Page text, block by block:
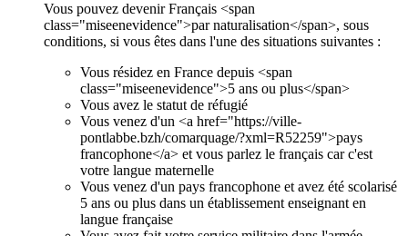
Vous pouvez devenir Français <span
class="miseenevidence">par naturalisation</span>, sous
conditions, si vous êtes dans l'une des situations suivantes :
Vous résidez en France depuis <span
class="miseenevidence">5 ans ou plus</span>
Vous avez le statut de réfugié
Vous venez d'un <a href="https://ville-
pontlabbe.bzh/comarquage/?xml=R52259">pays
francophone</a> et vous parlez le français car c'est
votre langue maternelle
Vous venez d'un pays francophone et avez été scolarisé
5 ans ou plus dans un établissement enseignant en
langue française